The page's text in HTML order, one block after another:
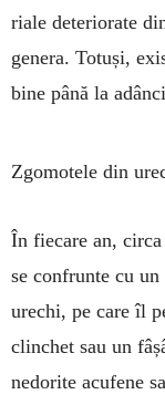
riale de­terio­ra­te
genera. Totuși,
bine până la
Zgomotele din
În fiecare an,
se confrunte cu
urechi, pe care îl
clinchet sau un
nedorite acufene